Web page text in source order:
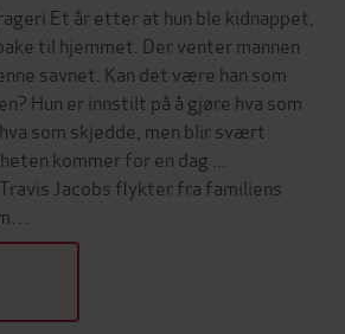
Et år etter at hun ble kidnappet,
til hjemmet. Der venter mannen
savnet. Kan det være han som
Hun er innstilt på å gjøre hva som
som skjedde, men blir svært
kommer for en dag ...
Jacobs flykter fra familiens